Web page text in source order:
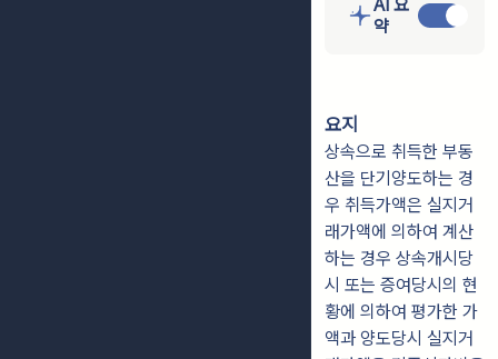
AI 요
약
요지
상속으로 취득한 부동
산을 단기양도하는 경
우 취득가액은 실지거
래가액에 의하여 계산
하는 경우 상속개시당
시 또는 증여당시의 현
황에 의하여 평가한 가
액과 양도당시 실지거